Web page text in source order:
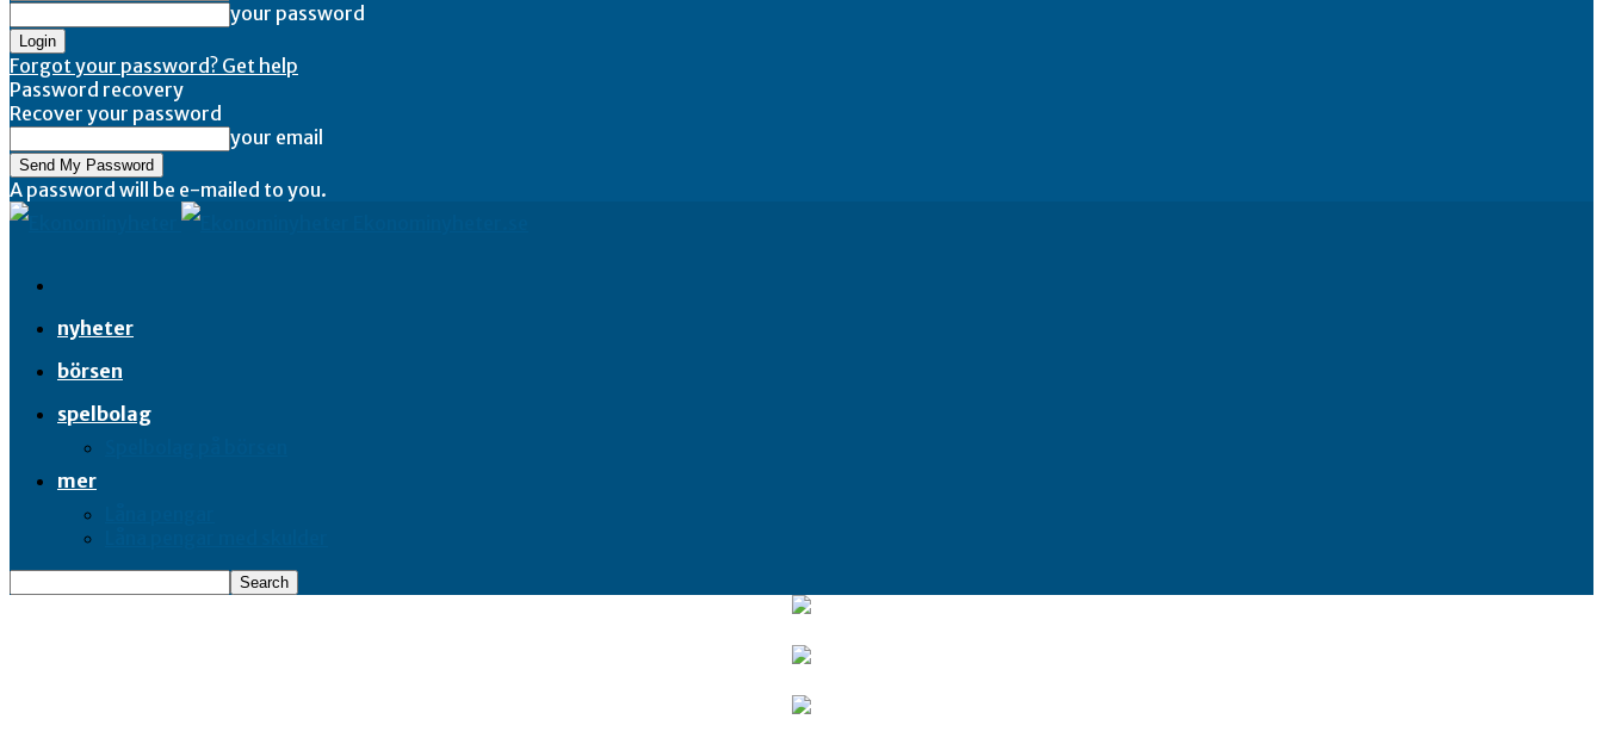
your password
Forgot your password? Get help
Password recovery
Recover your password
your email
A password will be e-mailed to you.
nyheter
börsen
spelbolag
mer